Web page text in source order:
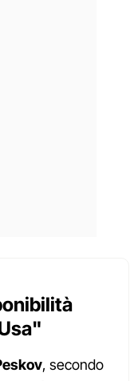
, secondo